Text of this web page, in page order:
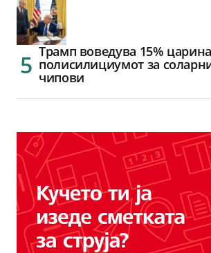
Трамп воведува 15%
полисилициумот за
чипови